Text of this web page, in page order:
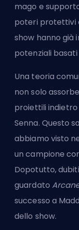
mago e
poteri protettivi
show hanno già
potenziali basati
Una teoria
non solo
proiettili indietro
Senna. Questo
abbiamo visto
un campione
Dopotutto,
guardato
successo a
dello show.